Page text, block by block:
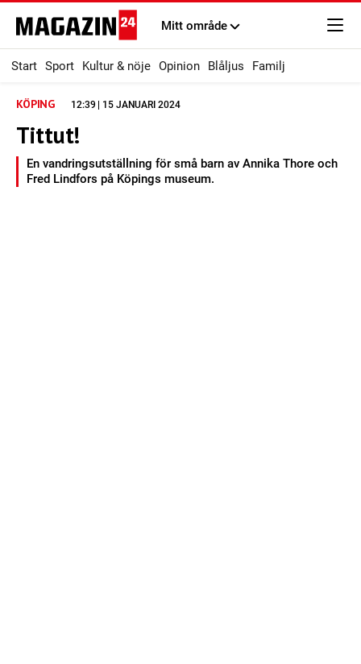
Mitt område
Start Sport Kultur & nöje Opinion Blåljus Familj
KÖPING 12:39 | 15 JANUARI 2024
Tittut!
En vandringsutställning för små barn av Annika Thore och
Fred Lindfors på Köpings museum.